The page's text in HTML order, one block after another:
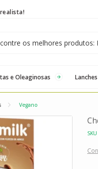
e Oleaginosas
Vegano